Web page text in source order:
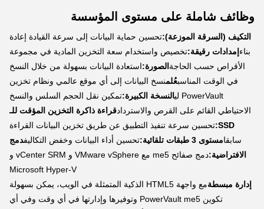
وظائف شاملة على مستوى المؤسسة
التكيف (السرقة الموزعة):تحسين حماية البيانات إلى سرعة القيادة إعادة
بناء إمدادات رقيقة:تخصيص واستخدام سعة التخزين المادية في مجموعة
الأقراص حسب الحاجة الصورة:استعادة البيانات بسهولة من خلال النسخ
في الوقت المناسبعُلمنسخ البيانات إلى أي موقع عالمي ونظام تخزين
PowerVault لي
النسخة الكبيرة:تمكين نقل الحجم السلس والنسخ
الاحتياطي القائم على القرص والاستردادقراءة ذاكرة التخزين المؤقت للـ
SSD: تحسين سرعة تنفيذ التطبيق عن طريق تخزين البيانات القراءة
سابقامستوى 3 طبقات تلقائية: تحسين أداء البيانات وخفض التكاليفدمج
الافتراضية:
دمج صفائح me5 مع VMware vSphere و vCenter SRM و
Microsoft Hyper-V
إدارة مبسطة
مع واجهة HTML5 الذكية المتمثلة في الويب، يمكن بسهولة
تكوين PowerVault me5 وتوفيرها وإدارتها في أي وقت وفي أي